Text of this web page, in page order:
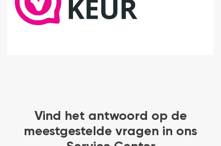
Vind het antwoord op de
meestgestelde vragen in ons